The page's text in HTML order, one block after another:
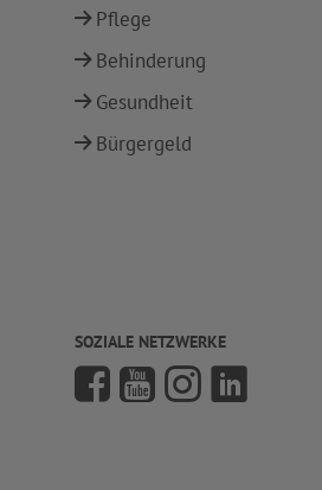
Pflege
Behinderung
Gesundheit
Bürgergeld
SOZIALE NETZWERKE